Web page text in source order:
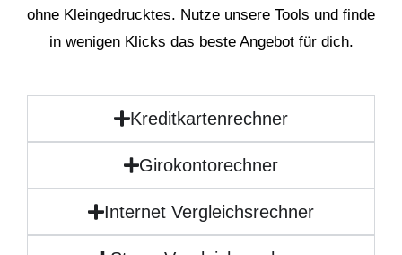
ohne Kleingedrucktes. Nutze unsere Tools und finde
in wenigen Klicks das beste Angebot für dich.
Kreditkartenrechner
Girokontorechner
Internet Vergleichsrechner